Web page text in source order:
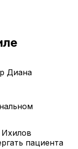
Диана
Ихилов
пациента